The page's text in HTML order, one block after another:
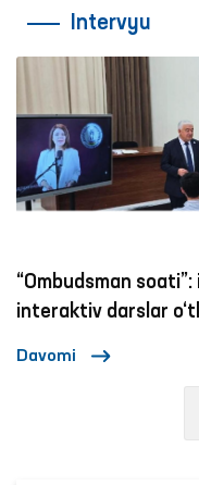
Intervyu
soati”:
darslar